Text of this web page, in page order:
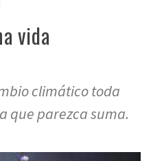
vida
climático toda
que parezca suma.